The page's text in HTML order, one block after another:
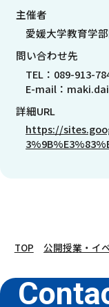
主催者
愛媛大学教育学
問い合わせ先
TEL：089-913-
E-mail：
詳細URL
https://
TOP 公開授業・イ